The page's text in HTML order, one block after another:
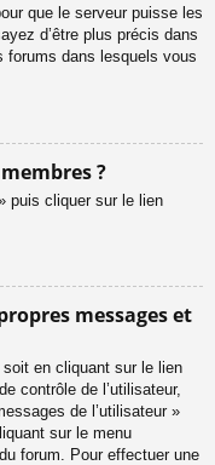
que le serveur puisse les
d’être plus précis dans
forums dans lesquels vous
?
puis cliquer sur le lien
messages et
en cliquant sur le lien
contrôle de l’utilisateur,
de l’utilisateur »
sur le menu
forum. Pour effectuer une